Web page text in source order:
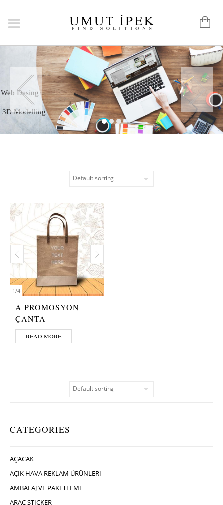
3D Modelling
Web Desing
CATEGORIES
AÇACAK
AÇIK HAVA REKLAM ÜRÜNLERI
AMBALAJ VE PAKETLEME
ARAC STICKER
1/4
A PROMOSYON
ÇANTA
READ MORE